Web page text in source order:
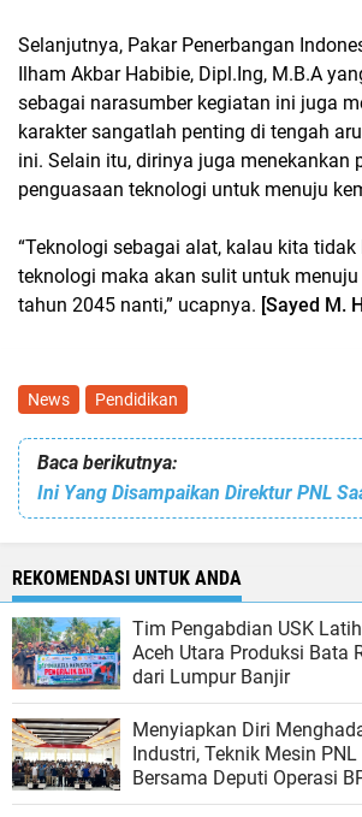
Selanjutnya, Pakar Penerbangan
Ilham Akbar Habibie, Dipl.Ing, M.B.A
sebagai narasumber kegiatan ini juga
karakter sangatlah penting di tengah
ini. Selain itu, dirinya juga menekankan
penguasaan teknologi untuk menuju
“Teknologi sebagai alat, kalau kita
teknologi maka akan sulit untuk
tahun 2045 nanti,” ucapnya. [Sayed M.
News Pendidikan
Baca berikutnya:
REKOMENDASI UNTUK ANDA
Tim Pengabdian USK
Aceh Utara Produksi Bata
dari Lumpur Banjir
Menyiapkan Diri
Industri, Teknik Mesin
Bersama Deputi Operasi